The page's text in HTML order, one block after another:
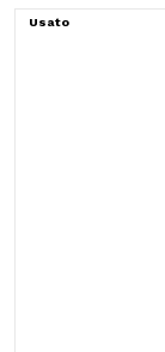
Usato